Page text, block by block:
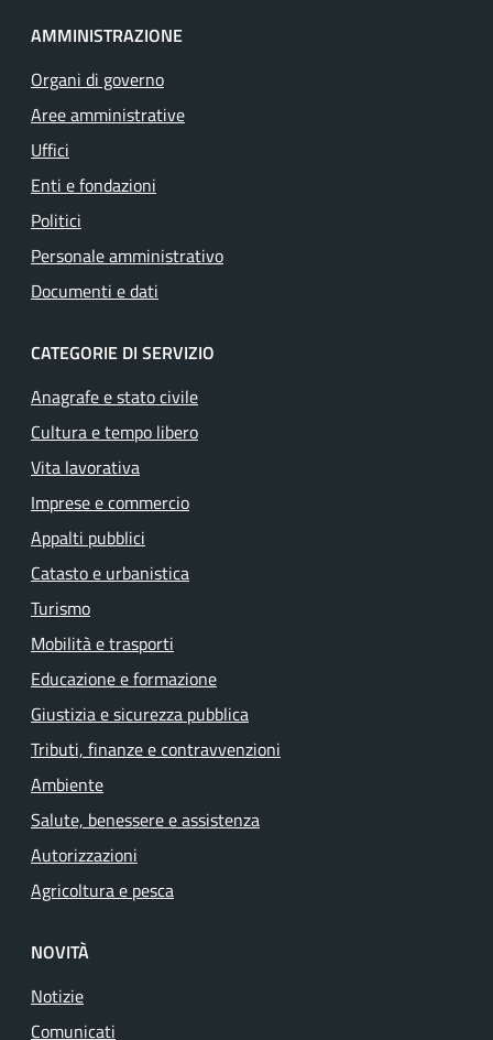
AMMINISTRAZIONE
Organi di governo
Aree amministrative
Uffici
Enti e fondazioni
Politici
Personale amministrativo
Documenti e dati
CATEGORIE DI SERVIZIO
Anagrafe e stato civile
Cultura e tempo libero
Vita lavorativa
Imprese e commercio
Appalti pubblici
Catasto e urbanistica
Turismo
Mobilità e trasporti
Educazione e formazione
Giustizia e sicurezza pubblica
Tributi, finanze e contravvenzioni
Ambiente
Salute, benessere e assistenza
Autorizzazioni
Agricoltura e pesca
NOVITÀ
Notizie
Comunicati